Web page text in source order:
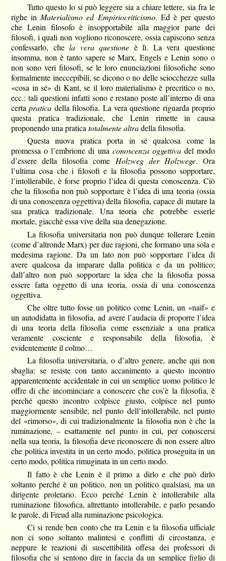
Tutto questo lo si può leggere sia a chiare lettere, sia fra le
righe in Materialismo ed Empiriocriticismo. Ed è per questo
che Lenin filosofo è insopportabile alla maggior parte dei
filosofi, i quali non vogliono riconoscere, ossia capiscono senza
confessarlo, chela vera questione è lì. La vera questione
insomma, non è tanto sapere se Marx, Engels e Lenin sono o
non sono veri filosofi, se le loro enunciazioni filosofiche sono
formalmente ineccepibili, se dicono o no delle sciocchezze sulla
«cosa in sé» di Kant, se il loro materialismo è precritico o no,
ecc.: tali questioni infatti sono e restano poste all’interno di una
certapratica della filosofia. La vera questione riguarda proprio
questa pratica tradizionale, che Lenin rimette in causa
proponendo una praticatotalmente altradella filosofia.
Questa nuova pratica porta in sé qualcosa come la
promessa o l’embrione di una conoscenza oggettivadel modo
d’essere della filosofia come Holzweg der Holzwege. Ora
l’ultima cosa che i filosofi e la filosofia possono sopportare,
l’intollerabile, è forse proprio l’idea di questa conoscenza. Ciò
che la filosofia non può sopportare è l’idea di una teoria (ossia
di una conoscenza oggettiva) della filosofia, capace di mutare la
sua pratica tradizionale. Una teoria che potrebbe esserle
mortale, giacchè essa vive della sua denegazione.
La filosofia universitaria non può dunque tollerare Lenin
(come d’altronde Marx) per due ragioni, che formano una sola e
medesima ragione. Da un lato non può sopportare l’idea di
avere qualcosa da imparare dalla politica e da un politico;
dall’altro non può sopportare la idea che la filosofia possa
essere fatta oggetto di una teoria, ossia di una conoscenza
oggettiva.
Che oltre tutto fosse un politico come Lenin, un «naïf» e
un autodidatta in filosofia, ad avere l’audacia di proporre l’idea
di una teoria della filosofia come essenziale a una pratica
veramente cosciente e responsabile della filosofia, è
evidentemente il colmo…
La filosofia universitaria, o d’altro genere, anche qui non
sbaglia: se resiste con tanto accanimento a questo incontro
apparentemente accidentale in cui un semplice uomo politico le
offre di che incominciare a conoscere che cos’è la filosofia, è
perché questo incontro colpisce giusto, colpisce nel punto
maggiormente sensibile, nel punto dell’intollerabile, nel punto
del «rimorso», di cui tradizionalmente la filosofia non è che la
ruminazione, – esattamente nel punto in cui, per conoscersi
nella sua teoria, la filosofia deve riconoscere di non essere altro
che politica investita in un certo modo, politica proseguita in un
certo modo, politica rimuginata in un certo modo.
Il fatto è che Lenin è il primo a dirlo e che può dirlo
soltanto perché è un politico, non un politico qualsiasi, ma un
dirigente proletario. Ecco perché Lenin è intollerabile alla
ruminazione filosofica, altrettanto intollerabile, e parlo pesando
le parole, di Freud alla ruminazione psicologica.
Ci si rende ben conto che tra Lenin e la filosofia ufficiale
non ci sono soltanto malintesi e conflitti di circostanza, e
neppure le reazioni di suscettibilità offesa dei professori di
filosofia che si sentono dire in faccia da un semplice figlio di